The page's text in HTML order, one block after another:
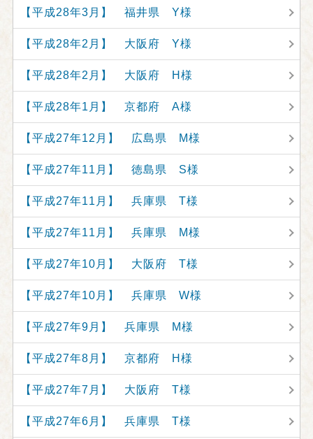
【平成28年3月】 福井県 Y様
【平成28年2月】 大阪府 Y様
【平成28年2月】 大阪府 H様
【平成28年1月】 京都府 A様
【平成27年12月】 広島県 M様
【平成27年11月】 徳島県 S様
【平成27年11月】 兵庫県 T様
【平成27年11月】 兵庫県 M様
【平成27年10月】 大阪府 T様
【平成27年10月】 兵庫県 W様
【平成27年9月】 兵庫県 M様
【平成27年8月】 京都府 H様
【平成27年7月】 大阪府 T様
【平成27年6月】 兵庫県 T様